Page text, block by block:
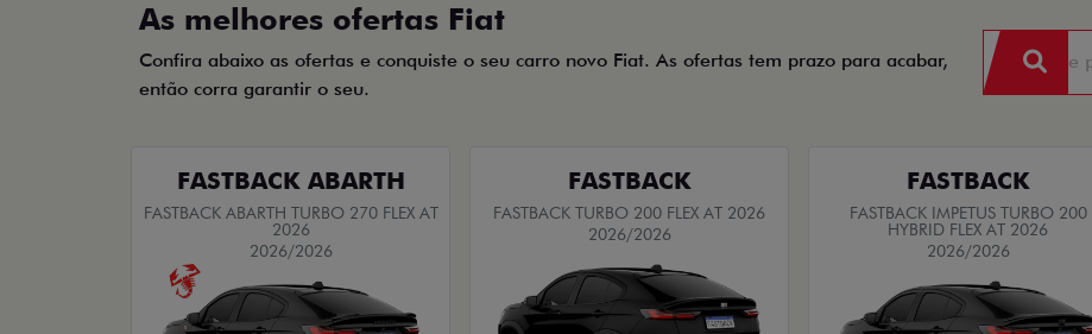
As melhores ofertas Fiat
Confira abaixo as ofertas e conquiste o seu carro novo Fiat. As ofertas tem prazo para acabar,
então corra garantir o seu.
FASTBACK ABARTH
FASTBACK ABARTH TURBO 270 FLEX AT
2026
2026/2026
FASTBACK
FASTBACK TURBO 200 FLEX AT 2026
2026/2026
FASTBACK
FASTBACK IMPETUS TURBO 200
HYBRID FLEX AT 2026
2026/2026